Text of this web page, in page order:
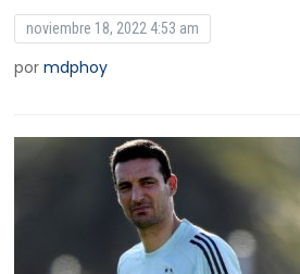
noviembre 18, 2022 4:53 am
pormdphoy